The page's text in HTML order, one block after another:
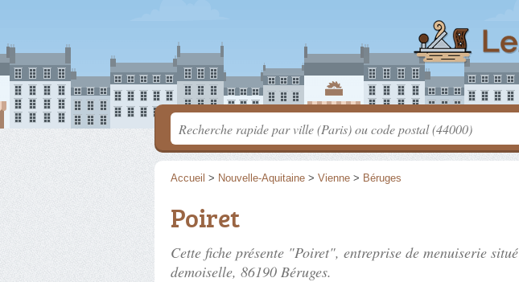
Accueil > Nouvelle-Aquitaine > Vienne > Béruges
Poiret
Cette fiche présente "Poiret", entreprise de menuiserie situé
demoiselle, 86190 Béruges.